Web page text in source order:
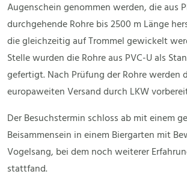
Augenschein genommen werden, die aus
durchgehende Rohre bis 2500 m Länge
die gleichzeitig auf Trommel gewickelt
Stelle wurden die Rohre aus PVC-U als
gefertigt. Nach Prüfung der Rohre werden
europaweiten Versand durch LKW
Der Besuchstermin schloss ab mit einem
Beisammensein in einem Biergarten mit
Vogelsang, bei dem noch weiterer
stattfand.